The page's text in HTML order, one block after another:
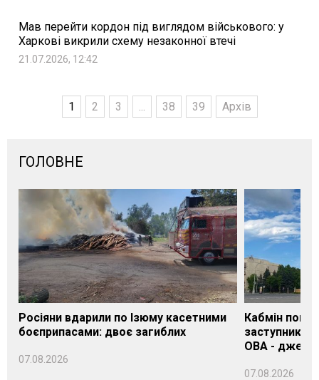
Мав перейти кордон під виглядом військового: у
Харкові викрили схему незаконної втечі
21.07.2026, 12:42
1 2 3 ... 38 39 Архів
ГОЛОВНЕ
Росіяни вдарили по Ізюму касетними
боєприпасами: двоє загиблих
07.08.2026
Кабмін
заступника
ОВА -
07.08.2026